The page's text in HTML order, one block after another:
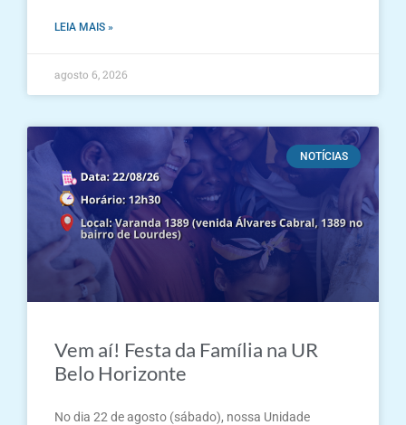
LEIA MAIS »
agosto 6, 2026
NOTÍCIAS
Vem aí! Festa da Família na UR
Belo Horizonte
No dia 22 de agosto (sábado), nossa Unidade